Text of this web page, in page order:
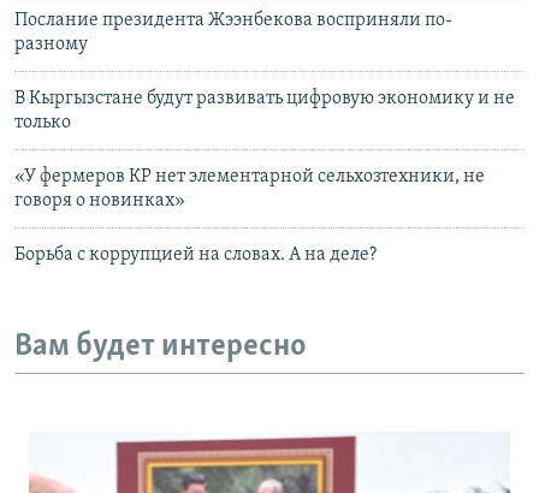
Послание президента Жээнбекова восприняли по-
разному
В Кыргызстане будут развивать цифровую экономику и не
только
«У фермеров КР нет элементарной сельхозтехники, не
говоря о новинках»
Борьба с коррупцией на словах. А на деле?
Вам будет интересно